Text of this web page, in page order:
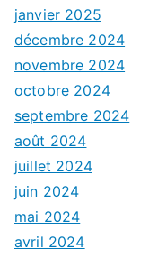
janvier 2025
décembre 2024
novembre 2024
octobre 2024
septembre 2024
août 2024
juillet 2024
juin 2024
mai 2024
avril 2024